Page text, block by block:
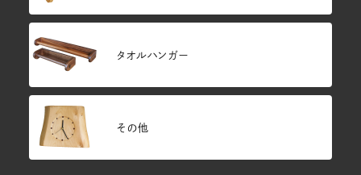
タオルハンガー
その他